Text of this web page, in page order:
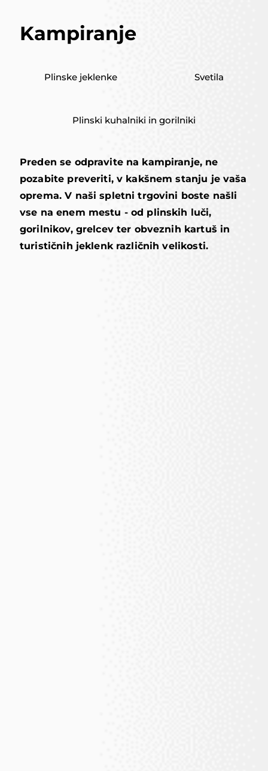
Kampiranje
Plinske jeklenke Svetila
Plinski kuhalniki in gorilniki
Preden se odpravite na kampiranje, ne
pozabite preveriti, v kakšnem stanju je vaša
oprema. V naši spletni trgovini boste našli
vse na enem mestu - od plinskih luči,
gorilnikov, grelcev ter obveznih kartuš in
turističnih jeklenk različnih velikosti.